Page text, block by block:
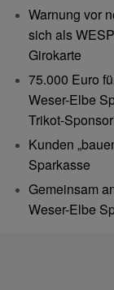
Warnung vor
sich als
Girokarte
75.000 Euro
Weser-Elbe
Trikot-
Kunden
Sparkasse
Gemeinsam
Weser-Elbe